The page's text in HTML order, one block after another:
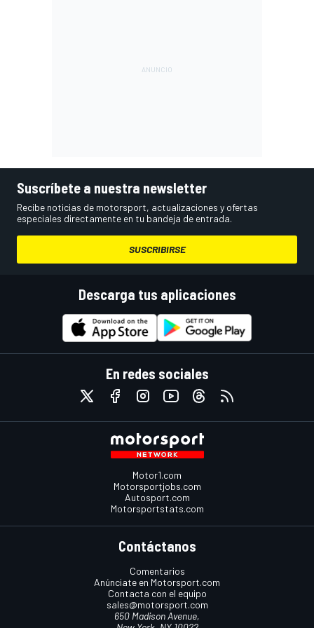
Suscríbete a nuestra newsletter
Recibe noticias de motorsport, actualizaciones y ofertas
especiales directamente en tu bandeja de entrada.
SUSCRIBIRSE
Descarga tus aplicaciones
En redes sociales
Motor1.com
Motorsportjobs.com
Autosport.com
Motorsportstats.com
Contáctanos
Comentarios
Anúnciate en Motorsport.com
Contacta con el equipo
sales@motorsport.com
650 Madison Avenue,